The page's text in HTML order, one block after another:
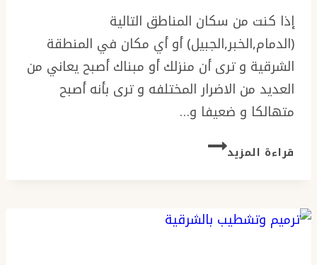
إذا كنت من سكان المناطق التالية
(الدمام,الخبر,الجبيل) أو أي مكان في المنطقة
الشرقية و ترى أن منزلك أو مبناك أصبح يعاني من
العديد من الاضرار المختلفه و ترى بأنه أصبح
متهالكا و ضعيفا و…
قراءة المزيدافضل
مقاول
ت:
0576154945